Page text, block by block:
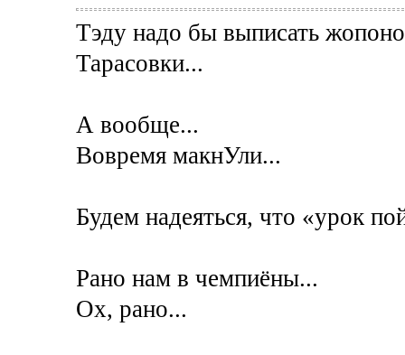
Тэду надо бы выписать
Тарасовки...
А вообще...
Вовремя макнУли...
Будем надеяться, что «урок
Рано нам в чемпиёны...
Ох, рано...